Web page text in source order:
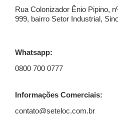
Rua Colonizador Ênio Pipino,
999, bairro Setor Industrial,
Whatsapp:
0800 700 0777
Informações Comerciais:
contato@seteloc.com.br